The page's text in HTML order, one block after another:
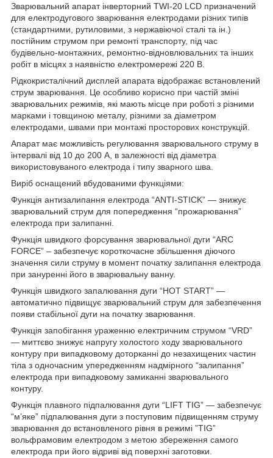
Зварювальний апарат інверторний TWI-20 LCD призначений
для електродугового зварювання електродами різних типів
(стандартними, рутиловими, з нержавіючої сталі та ін.)
постійним струмом при ремонті транспорту, під час
будівельно-монтажних, ремонтно-відновлювальних та інших
робіт в місцях з наявністю електромережі 220 В.
Рідкокристалічний дисплей апарата відображає встановлений
струм зварювання. Це особливо корисно при частій зміні
зварювальних режимів, які мають місце при роботі з різними
марками і товщиною металу, різними за діаметром
електродами, швами при монтажі просторових конструкцій.
Апарат має можливість регулювання зварювального струму в
інтервалі від 10 до 200 А, в залежності від діаметра
використовуваного електрода і типу зварного шва.
Виріб оснащений вбудованими функціями:
Функція антизалипання електрода “ANTI-STICK” — знижує
зварювальний струм для попередження “прожарювання”
електрода при залипанні.
Функція швидкого форсування зварювальної дуги “ARC
FORCE” – забезпечує короткочасне збільшення діючого
значення сили струму в момент початку залипання електрода
при зануренні його в зварювальну ванну.
Функція швидкого запалювання дуги “HOT START” —
автоматично підвищує зварювальний струм для забезпечення
появи стабільної дуги на початку зварювання.
Функція запобігання ураженню електричним струмом “VRD”
— миттєво знижує напругу холостого ходу зварювального
контуру при випадковому доторканні до незахищених частин
тіла з одночасним упередженням надмірного “залипання”
електрода при випадковому замиканні зварювального
контуру.
Функція плавного підпалювання дуги “LIFT TIG” — забезпечує
“м’яке” підпалювання дуги з поступовим підвищенням струму
зварювання до встановленого рівня в режимі ”TIG”
вольфрамовим електродом з метою збереження самого
електрода при його відриві від поверхні заготовки.